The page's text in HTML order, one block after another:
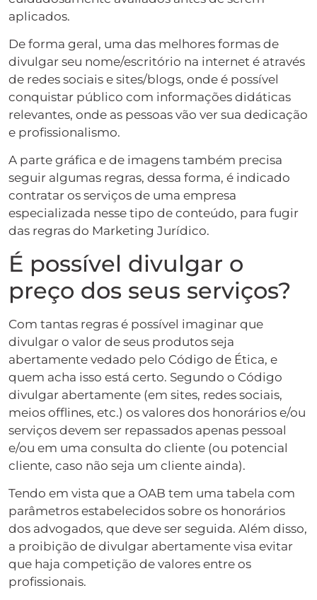
aplicados.
De forma geral, uma das melhores formas de
divulgar seu nome/escritório na internet é através
de redes sociais e sites/blogs, onde é possível
conquistar público com informações didáticas
relevantes, onde as pessoas vão ver sua dedicação
e profissionalismo.
A parte gráfica e de imagens também precisa
seguir algumas regras, dessa forma, é indicado
contratar os serviços de uma empresa
especializada nesse tipo de conteúdo, para fugir
das regras do Marketing Jurídico.
É possível divulgar o
preço dos seus serviços?
Com tantas regras é possível imaginar que
divulgar o valor de seus produtos seja
abertamente vedado pelo Código de Ética, e
quem acha isso está certo. Segundo o Código
divulgar abertamente (em sites, redes sociais,
meios offlines, etc.) os valores dos honorários e/ou
serviços devem ser repassados apenas pessoal
e/ou em uma consulta do cliente (ou potencial
cliente, caso não seja um cliente ainda).
Tendo em vista que a OAB tem uma tabela com
parâmetros estabelecidos sobre os honorários
dos advogados, que deve ser seguida. Além disso,
a proibição de divulgar abertamente visa evitar
que haja competição de valores entre os
profissionais.